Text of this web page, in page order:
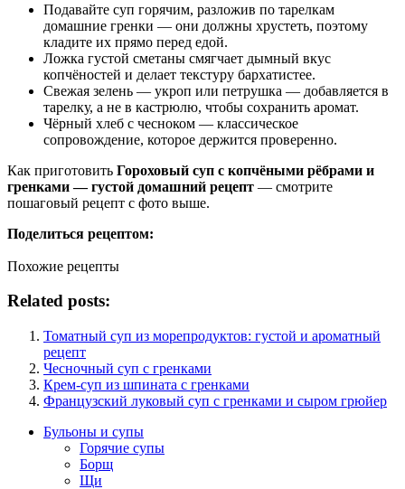
Подавайте суп горячим, разложив по тарелкам
домашние гренки — они должны хрустеть, поэтому
кладите их прямо перед едой.
Ложка густой сметаны смягчает дымный вкус
копчёностей и делает текстуру бархатистее.
Свежая зелень — укроп или петрушка — добавляется в
тарелку, а не в кастрюлю, чтобы сохранить аромат.
Чёрный хлеб с чесноком — классическое
сопровождение, которое держится проверенно.
Как приготовить Гороховый суп с копчёными рёбрами и
гренками — густой домашний рецепт — смотрите
пошаговый рецепт с фото выше.
Поделиться рецептом:
Похожие рецепты
Related posts:
Томатный суп из морепродуктов: густой и ароматный
рецепт
Чесночный суп с гренками
Крем-суп из шпината с гренками
Французский луковый суп с гренками и сыром грюйер
Бульоны и супы
Горячие супы
Борщ
Щи